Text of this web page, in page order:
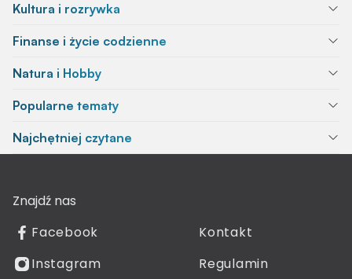
Kultura i rozrywka
Finanse i życie codzienne
Natura i Hobby
Popularne tematy
Najchętniej czytane
Znajdź nas
Facebook
Instagram
Kontakt
Regulamin